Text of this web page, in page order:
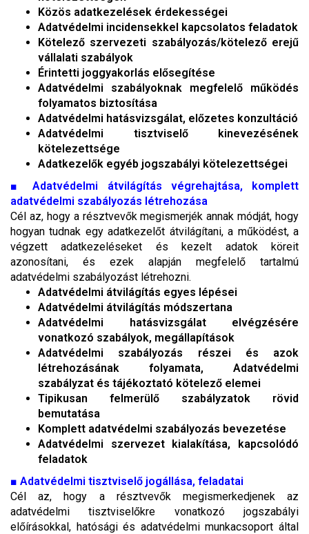
Közös adatkezelések érdekességei
Adatvédelmi incidensekkel kapcsolatos feladatok
Kötelező szervezeti szabályozás/kötelező erejű
vállalati szabályok
Érintetti joggyakorlás elősegítése
Adatvédelmi szabályoknak megfelelő működés
folyamatos biztosítása
Adatvédelmi hatásvizsgálat, előzetes konzultáció
Adatvédelmi tisztviselő kinevezésének
kötelezettsége
Adatkezelők egyéb jogszabályi kötelezettségei
■
Adatvédelmi átvilágítás végrehajtása, komplett
adatvédelmi szabályozás létrehozása
Cél az, hogy a résztvevők megismerjék annak módját, hogy
hogyan tudnak egy adatkezelőt átvilágítani, a működést, a
végzett adatkezeléseket és kezelt adatok köreit
azonosítani, és ezek alapján megfelelő tartalmú
adatvédelmi szabályozást létrehozni.
Adatvédelmi átvilágítás egyes lépései
Adatvédelmi átvilágítás módszertana
Adatvédelmi hatásvizsgálat elvégzésére
vonatkozó szabályok, megállapítások
Adatvédelmi szabályozás részei és azok
létrehozásának folyamata, Adatvédelmi
szabályzat és tájékoztató kötelező elemei
Tipikusan felmerülő szabályzatok rövid
bemutatása
Komplett adatvédelmi szabályozás bevezetése
Adatvédelmi szervezet kialakítása, kapcsolódó
feladatok
■ Adatvédelmi tisztviselő jogállása, feladatai
Cél az, hogy a résztvevők megismerkedjenek az
adatvédelmi tisztviselőkre vonatkozó jogszabályi
előírásokkal, hatósági és adatvédelmi munkacsoport által